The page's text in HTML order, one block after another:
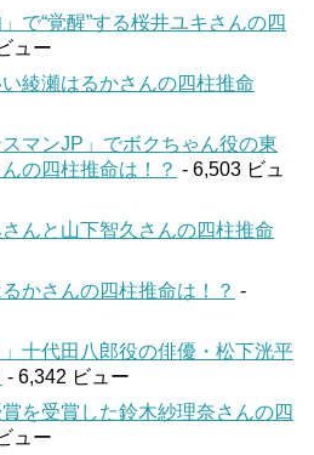
で“覚醒”する桜井ユキさんの四
ュー
綾瀬はるかさんの四柱推命
マンJP」でボクちゃん役の東
の四柱推命は！？ - 6,503 ビュ
んと山下智久さんの四柱推命
かさんの四柱推命は！？ -
十代田八郎役の俳優・松下洸平
- 6,342 ビュー
を受賞した鈴木紗理奈さんの四
ュー